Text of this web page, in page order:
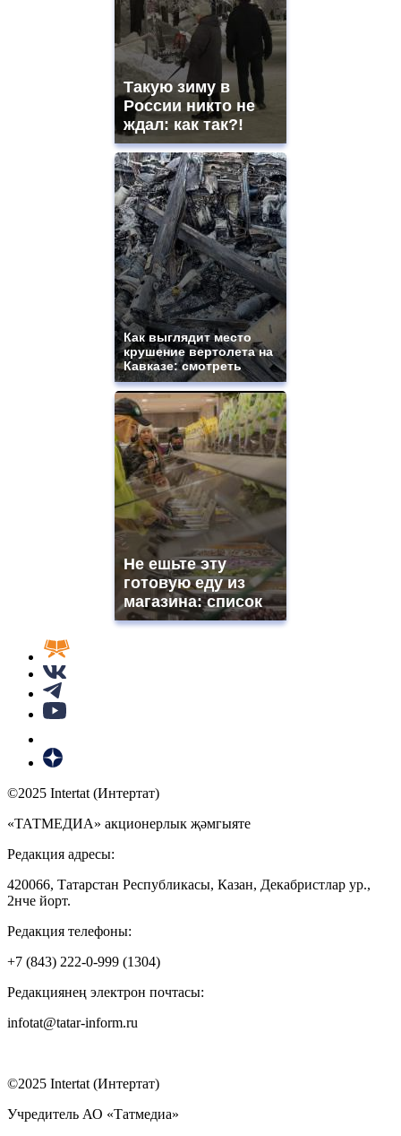
Такую зиму в
России никто не
ждал: как так?!
Как выглядит место
крушение вертолета на
Кавказе: смотреть
Не ешьте эту
готовую еду из
магазина: список
©2025 Intertat (Интертат)
«ТАТМЕДИА» акционерлык җәмгыяте
Редакция адресы:
420066, Татарстан Республикасы, Казан, Декабристлар ур.,
2нче йорт.
Редакция телефоны:
+7 (843) 222-0-999 (1304)
Редакциянең электрон почтасы:
infotat@tatar-inform.ru
©2025 Intertat (Интертат)
Учредитель АО «Татмедиа»